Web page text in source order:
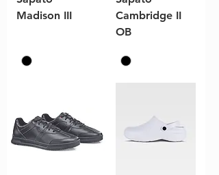
Madison III
Cambridge II
OB